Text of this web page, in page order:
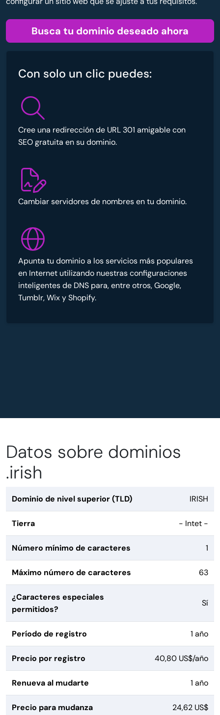
Busca tu dominio deseado ahora
Con solo un clic puedes:
Cree una redirección de URL 301 amigable con
SEO gratuita en su dominio.
Cambiar servidores de nombres en tu dominio.
Apunta tu dominio a los servicios más populares
en Internet utilizando nuestras configuraciones
inteligentes de DNS para, entre otros, Google,
Tumblr, Wix y Shopify.
Datos sobre dominios
.irish
Dominio de nivel superior (TLD) IRISH
Tierra - Intet -
Número mínimo de caracteres 1
Máximo número de caracteres 63
¿Caracteres especiales
permitidos?
Sí
Período de registro 1 año
Precio por registro 40,80 US$/año
Renueva al mudarte 1 año
Precio para mudanza 24,62 US$